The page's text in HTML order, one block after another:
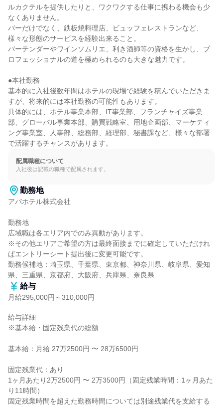
ルカクテルを提供したりと、ワクワクする仕事に携わる機会も少
なくありません。
バーだけでなく、鉄板焼料理店、ビュッフェレストランなど、
様々な形態のサービスを経験出来ること。
バーテンダーやワインソムリエ、利き酒師等の資格を生かし、プ
ロフェッショナルの道を極められるのも大きな魅力です。
●本社勤務
基本的に入社後数年間はホテルの現場で経験を積んでいただきま
すが、将来的には本社勤務の可能性もあります。
具体的には、ホテル事業本部、IT事業部、フランチャイズ事業
部、グローバル事業本部、購買戦略室、用地企画部、マーケティ
ング事業室、人事部、総務部、経理部、秘書課など、様々な部署
で活躍するチャンスがあります。
配属職種について
入社後は記載の職種で配属されます。
勤務地
アパホテル株式会社
勤務地
広域職は各エリア内でのみ異動があります。
※その他エリアご希望の方は最終面接までに確定していただけれ
ばエントリーシート提出後に変更可能です。
勤務候補地：埼玉県、千葉県、東京都、神奈川県、岐阜県、愛知
県、三重県、京都府、大阪府、兵庫県、奈良県
給与
月給295,000円～310,000円
給与詳細
※基本給・固定残業代の総額
基本給：月給 27万2500円 〜 28万6500円
固定残業代：あり
1ヶ月あたり2万2500円 〜 2万3500円（固定残業時間：1ヶ月あた
り11時間）
固定残業時間を超えた勤務時間については別途残業代を支給する